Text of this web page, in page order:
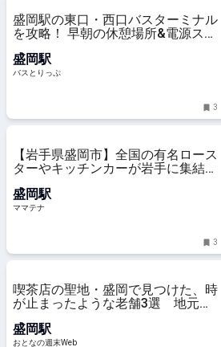
盛岡駅の東口・西口バスターミナル
を攻略！ 早朝の休憩場所&電源スポ
盛岡駅
バスとりっぷ
3
【岩手県盛岡市】全国の有名ロース
ターやキッチンカーが岩手に集結
開催 | ママテナ
盛岡駅
ママテナ
3
喫茶店の聖地・盛岡で見つけた、時
が止まったような老舗3選 地元客
時間
盛岡駅
おとなの週末Web